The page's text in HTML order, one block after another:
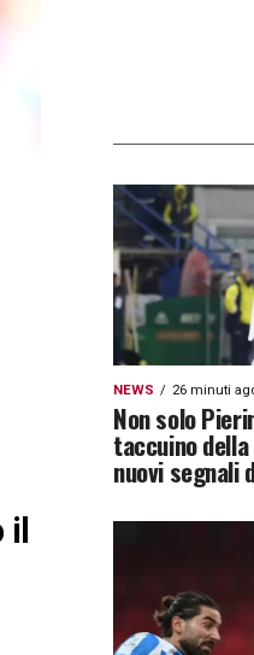
NEWS 26 minuti
Non solo
taccuino
nuovi segnali